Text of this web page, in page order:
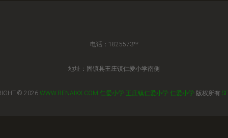
电话：1825573**
地址：固镇县王庄镇仁爱小学南侧
© 2026 WWW.RENAIXX.COM 仁爱小学 王庄镇仁爱小学 仁爱小学 版权所有